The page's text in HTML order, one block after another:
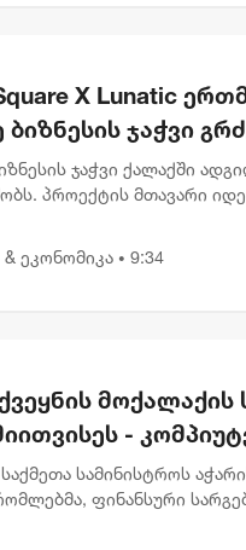
X Lunatic
ბიზნესის ჯაჭვი
ჯაჭვი ქალაქში
პროექტის მთავარი
& ეკონომიკა • 9:34
მოქალაქის
-
ბრალდებით 1
დევნა დაიწყო
საქმეთა სამინისტროს
ფინანსური